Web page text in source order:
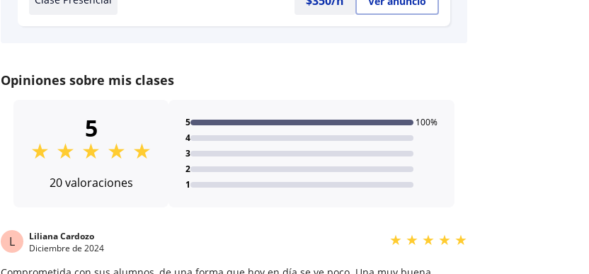
Opiniones sobre mis clases
5
★ ★ ★ ★ ★
20 valoraciones 1
2
3
4
5 100%
L
Liliana Cardozo
Diciembre de 2024
★ ★ ★ ★ ★